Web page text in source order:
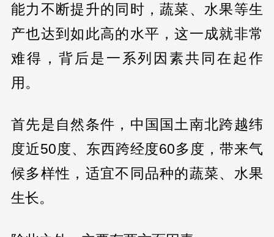
能力不断提升的同时，蔬菜、水果等生
产也达到如此高的水平，这一成就非常
难得，背后是一系列因素共同在起作
用。
首先是自然条件，中国国土南北跨越纬
度近50度、东西跨经度60多度，带来气
候多样性，适宜不同品种的蔬菜、水果
生长。